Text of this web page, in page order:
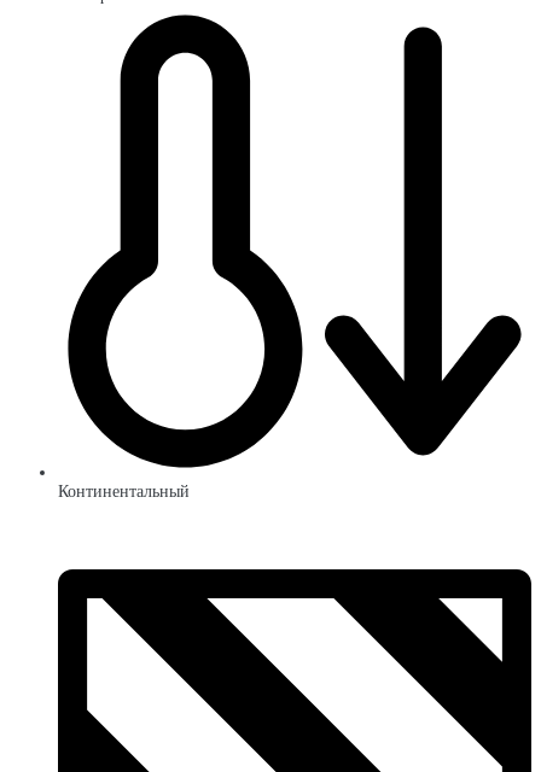
Континентальный